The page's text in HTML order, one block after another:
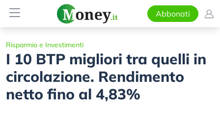
Abbonati
Risparmio e Investimenti
I 10 BTP migliori tra quelli in
circolazione. Rendimento
netto fino al 4,83%